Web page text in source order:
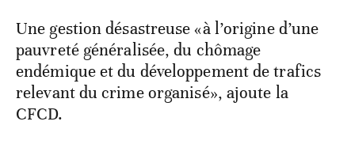
Une gestion désastreuse «à l’origine d’une
pauvreté généralisée, du chômage
endémique et du développement de trafics
relevant du crime organisé», ajoute la
CFCD.